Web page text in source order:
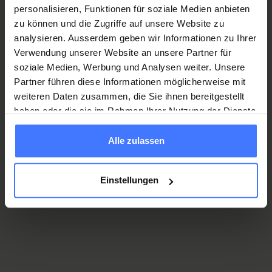
personalisieren, Funktionen für soziale Medien anbieten
zu können und die Zugriffe auf unsere Website zu
analysieren. Ausserdem geben wir Informationen zu Ihrer
Verwendung unserer Website an unsere Partner für
soziale Medien, Werbung und Analysen weiter. Unsere
Partner führen diese Informationen möglicherweise mit
weiteren Daten zusammen, die Sie ihnen bereitgestellt
haben oder die sie im Rahmen Ihrer Nutzung der Dienste
gesammelt haben.
Alle zulassen
Einstellungen